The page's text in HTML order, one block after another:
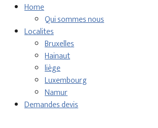
Home
Qui sommes nous
Localites
Bruxelles
Hainaut
liège
Luxembourg
Namur
Demandes devis